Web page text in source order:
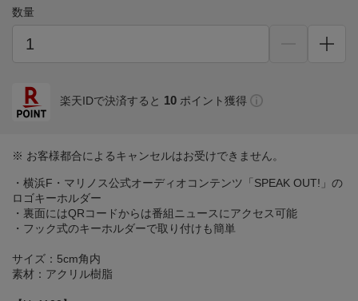
数量
楽天IDで決済すると 10 ポイント獲得
※ お客様都合によるキャンセルはお受けできません。
・横浜F・マリノス公式オーディオコンテンツ「SPEAK OUT!」の
ロゴキーホルダー
・裏面にはQRコードからは番組ニュースにアクセス可能
・フック式のキーホルダーで取り付けも簡単
サイズ：5cm角内
素材：アクリル樹脂